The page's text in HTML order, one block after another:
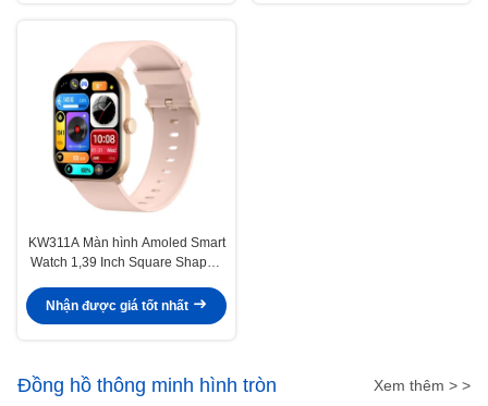
KW311A Màn hình Amoled Smart
Watch 1,39 Inch Square Shaped
Nhận được giá tốt nhất
Đồng hồ thông minh hình tròn Xem thêm > >